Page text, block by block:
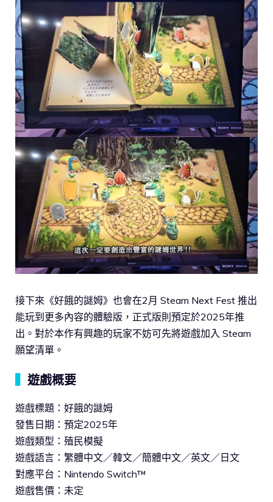
接下來《好餓的謎姆》也會在2月 Steam Next Fest 推出
能玩到更多內容的體驗版，正式版則預定於2025年推
出。對於本作有興趣的玩家不妨可先將遊戲加入 Steam
願望清單。
遊戲概要
遊戲標題：好餓的謎姆
發售日期：預定2025年
遊戲類型：殖民模擬
遊戲語言：繁體中文／韓文／簡體中文／英文／日文
對應平台：Nintendo Switch™
遊戲售價：未定